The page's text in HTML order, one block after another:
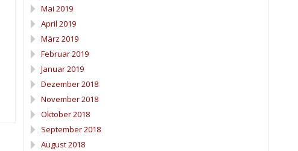
Mai 2019
April 2019
März 2019
Februar 2019
Januar 2019
Dezember 2018
November 2018
Oktober 2018
September 2018
August 2018